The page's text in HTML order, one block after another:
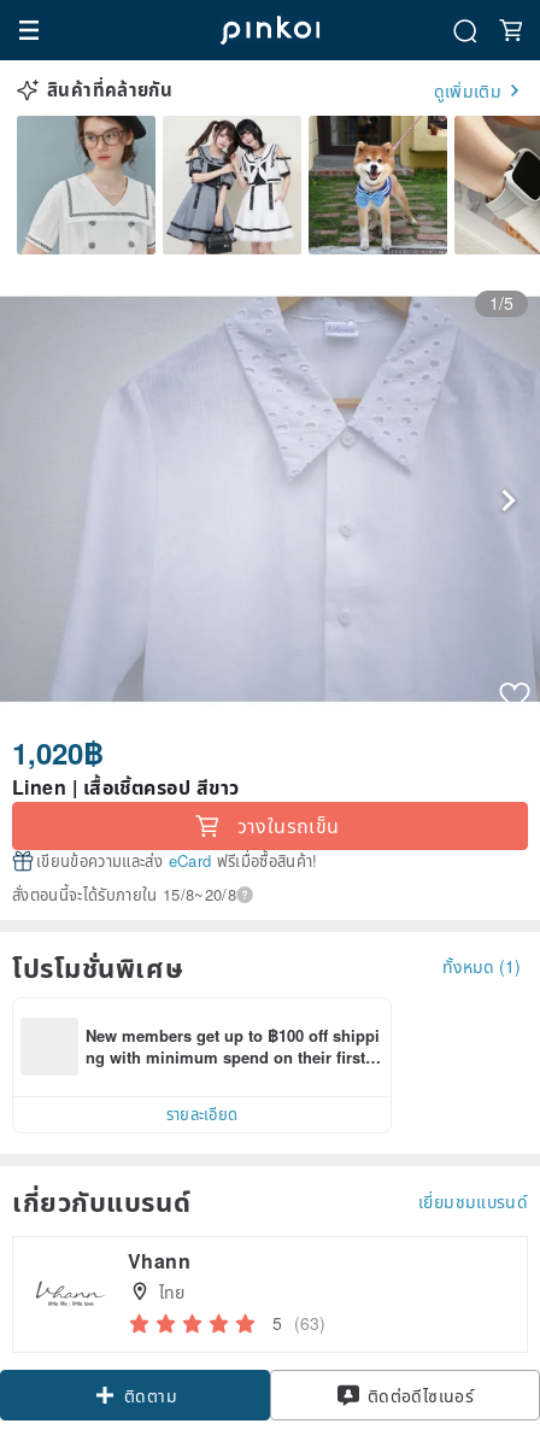
สินค้าที่คล้ายกัน ดูเพิ่มเติม
1/5
1,020฿
Linen | เสื้อเชิ้ตครอป สีขาว
วางในรถเข็น
เขียนข้อความและส่ง eCard ฟรีเมื่อซื้อสินค้า!
สั่งตอนนี้จะได้รับภายใน 15/8~20/8
โปรโมชั่นพิเศษ ทั้งหมด (1)
New members get up to ฿100 off shippi
ng with minimum spend on their first P
รายละเอียด
เกี่ยวกับแบรนด์ เยี่ยมชมแบรนด์
Vhann
ไทย
5 (63)
ติดตาม ติดต่อดีไซเนอร์